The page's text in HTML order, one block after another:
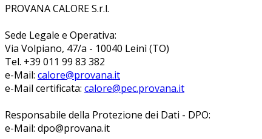
PROVANA CALORE S.r.l.
Sede Legale e Operativa:
Via Volpiano, 47/a - 10040 Leinì (TO)
Tel. +39 011 99 83 382
e-Mail: calore@provana.it
e-Mail certificata: calore@pec.provana.it
Responsabile della Protezione dei Dati - DPO:
e-Mail: dpo@provana.it